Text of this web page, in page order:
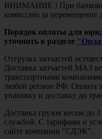
ВНИМАНИЕ ! При
комиссию за перемещение
Порядок оплаты для
уточнить в разделе
Отгрузка запчастей
Доставка запчастей МАЗ
транспортными
любой регион РФ. Оплата
упаковку и доставку до
Доставка грузов весом до
службой. С тарифами и
сайте компании "СДЭК".